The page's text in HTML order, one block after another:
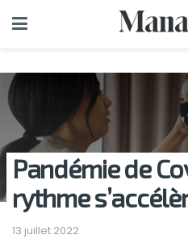
Pandémie de
rythme
13 juillet 2022